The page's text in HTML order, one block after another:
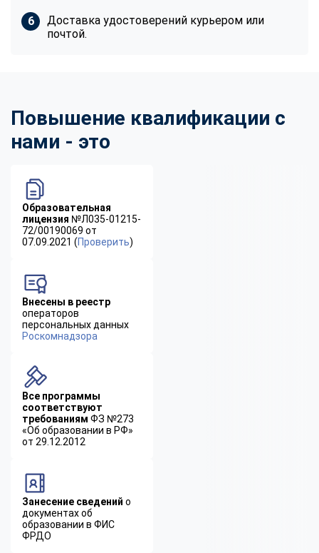
Доставка удостоверений курьером или
почтой.
Повышение квалификации с
нами - это
Образовательная
лицензия №Л035-01215-
72/00190069 от
07.09.2021 (Проверить)
Внесены в реестр
операторов
персональных данных
Роскомнадзора
Все программы
соответствуют
требованиям ФЗ №273
«Об образовании в РФ»
от 29.12.2012
Занесение сведений о
документах об
образовании в ФИС
ФРДО